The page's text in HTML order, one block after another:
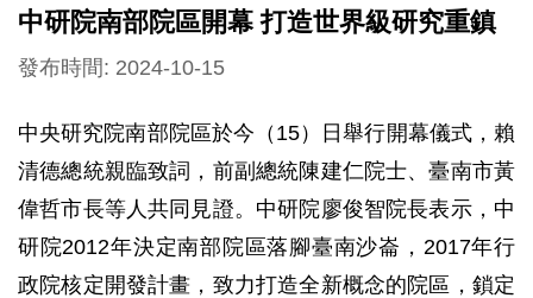
中研院南部院區開幕 打造世界級研究重鎮
發布時間: 2024-10-15
中央研究院南部院區於今（15）日舉行開幕儀式，賴
清德總統親臨致詞，前副總統陳建仁院士、臺南市黃
偉哲市長等人共同見證。中研院廖俊智院長表示，中
研院2012年決定南部院區落腳臺南沙崙，2017年行
政院核定開發計畫，致力打造全新概念的院區，鎖定